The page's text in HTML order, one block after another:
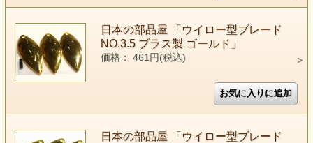
日本の部品屋 「ウイロー型ブレード
NO.3.5 ブラス製 ゴールド」
価格： 461円(税込)
日本の部品屋 「ウイロー型ブレード